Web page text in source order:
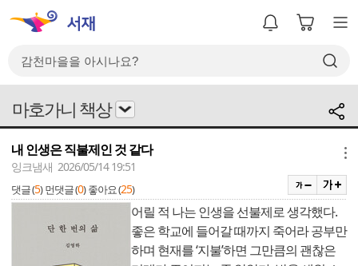
마호가니 책상
내 인생은 직불제인 것 같다
잉크냄새 2026/05/14 19:51
댓글 (5) 먼댓글 (0) 좋아요 (25)
어릴 적 나는 인생을 선불제로 생각했다.
좋은 학교에 들어갈 때까지 죽어라 공부만
하며 현재를 ‘지불’하면 그만큼의 괜찮은